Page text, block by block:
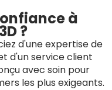
à
?
d'une expertise de
d'un service client
avec soin pour
les plus exigeants.